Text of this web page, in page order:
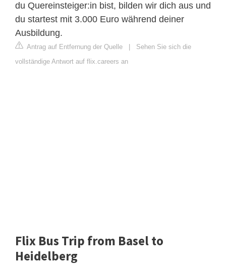
du Quereinsteiger:in bist, bilden wir dich aus und
du startest mit 3.000 Euro während deiner
Ausbildung.
Antrag auf Entfernung der Quelle
Sehen Sie sich die
vollständige Antwort auf flix.careers an
Flix Bus Trip from Basel to
Heidelberg